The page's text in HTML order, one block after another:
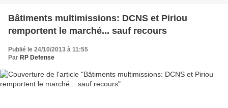
Bâtiments multimissions: DCNS et Piriou
remportent le marché... sauf recours
Publié le 24/10/2013 à 11:55
Par RP Defense